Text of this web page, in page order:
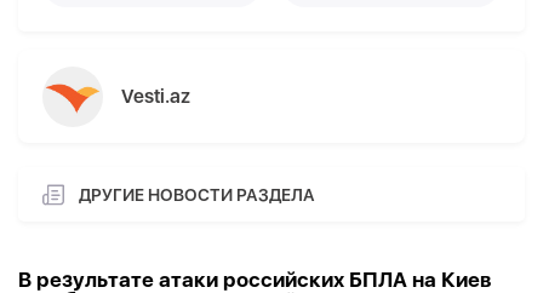
Vesti.az
ДРУГИЕ НОВОСТИ РАЗДЕЛА
В результате атаки российских БПЛА на Киев